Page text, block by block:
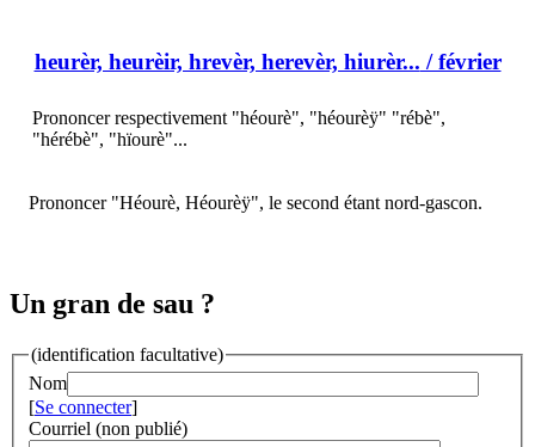
heurèr, heurèir, hrevèr, herevèr, hiurèr... / février
Prononcer respectivement "héourè", "héourèÿ" "rébè",
"hérébè", "hïourè"...
Prononcer "Héourè, Héourèÿ", le second étant nord-gascon.
Un gran de sau ?
(identification facultative)
Nom
[Se connecter]
Courriel (non publié)